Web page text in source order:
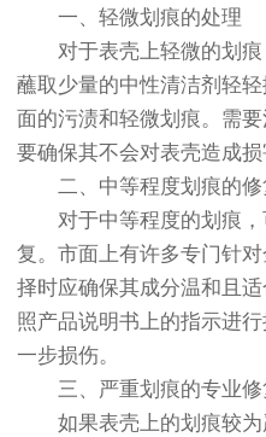
一、轻微划痕的处理
对于表壳上轻微的划痕
蘸取少量的中性清洁剂轻
面的污渍和轻微划痕。需
要确保其不会对表壳造成损
二、中等程度划痕的修
对于中等程度的划痕，
复。市面上有许多专门针
择时应确保其成分温和且
照产品说明书上的指示进
一步损伤。
三、严重划痕的专业修
如果表壳上的划痕较为